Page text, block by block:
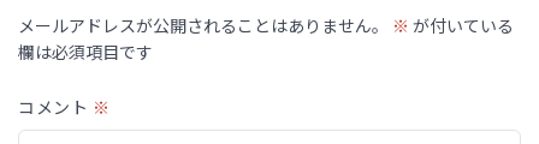
メールアドレスが公開されることはありません。 ※ が付いている
欄は必須項目です
コメント ※